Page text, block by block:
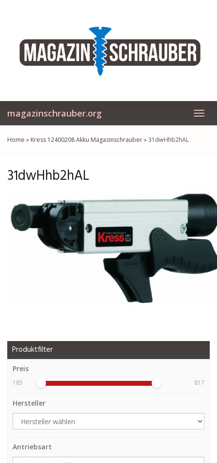
magazinschrauber.org
Home » Kress 12400208 Akku Magazinschrauber»31dwHhb2hAL
31dwHhb2hAL
Produktfilter
Preis
185 817
Hersteller
Antriebsart